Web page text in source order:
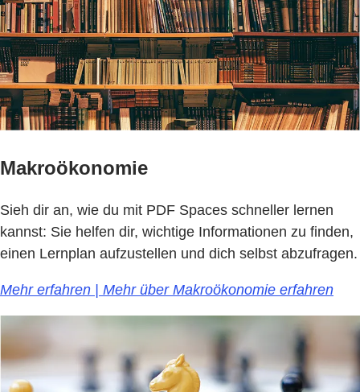
Makroökonomie
Sieh dir an, wie du mit PDF Spaces schneller lernen
kannst: Sie helfen dir, wichtige Informationen zu finden,
einen Lernplan aufzustellen und dich selbst abzufragen.
Mehr erfahren | Mehr über Makroökonomie erfahren